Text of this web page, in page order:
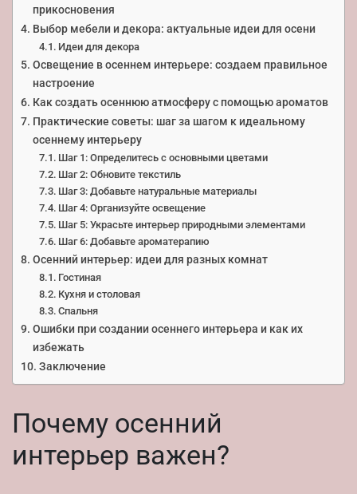
прикосновения
Выбор мебели и декора: актуальные идеи для осени
Идеи для декора
Освещение в осеннем интерьере: создаем правильное
настроение
Как создать осеннюю атмосферу с помощью ароматов
Практические советы: шаг за шагом к идеальному
осеннему интерьеру
Шаг 1: Определитесь с основными цветами
Шаг 2: Обновите текстиль
Шаг 3: Добавьте натуральные материалы
Шаг 4: Организуйте освещение
Шаг 5: Украсьте интерьер природными элементами
Шаг 6: Добавьте ароматерапию
Осенний интерьер: идеи для разных комнат
Гостиная
Кухня и столовая
Спальня
Ошибки при создании осеннего интерьера и как их
избежать
Заключение
Почему осенний
интерьер важен?